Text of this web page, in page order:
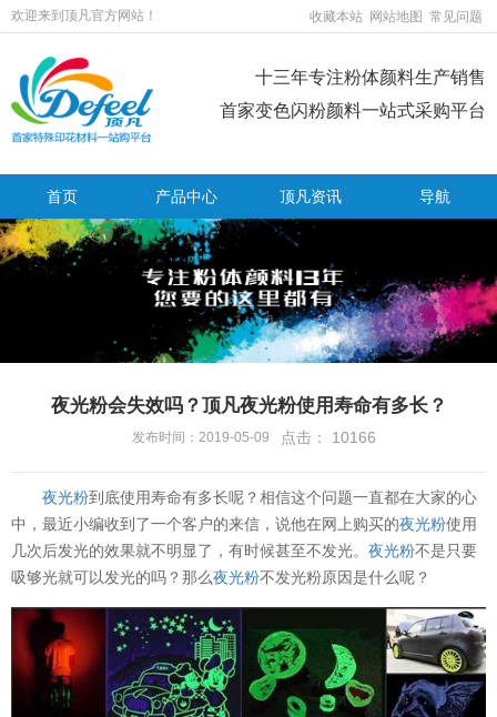
欢迎来到顶凡官方网站！ 收藏本站 网站地图 常见问题
十三年专注粉体颜料生产销售
首家变色闪粉颜料一站式采购平台
首页 产品中心 顶凡资讯 导航
夜光粉会失效吗？顶凡夜光粉使用寿命有多长？
发布时间：2019-05-09 点击： 10166
夜光粉到底使用寿命有多长呢？相信这个问题一直都在大家的心
中，最近小编收到了一个客户的来信，说他在网上购买的夜光粉使用
几次后发光的效果就不明显了，有时候甚至不发光。 夜光粉不是只要
吸够光就可以发光的吗？那么夜光粉不发光粉原因是什么呢？